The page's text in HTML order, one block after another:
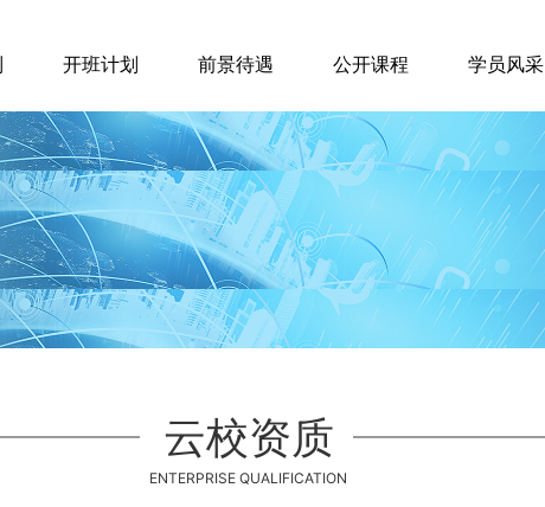
开班计划 前景待遇 公开课程 学员风采
云校资质
ENTERPRISE QUALIFICATION